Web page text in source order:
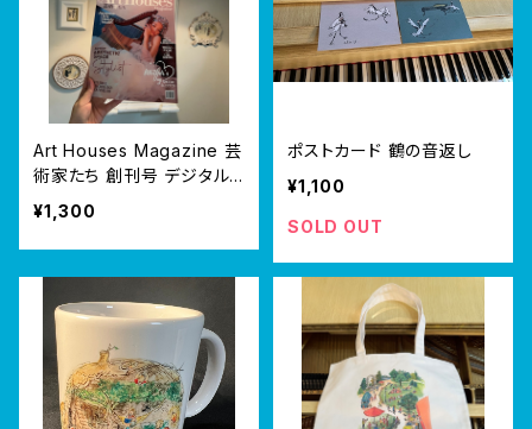
Art Houses Magazine 芸
術家たち 創刊号 デジタル
版
¥1,300
ポストカード 鶴の音返し
¥1,100
SOLD OUT